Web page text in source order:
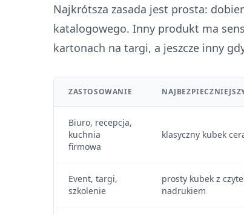
Najkrótsza zasada jest prosta:
katalogowego. Inny produkt ma
kartonach na targi, a jeszcze inny
ZASTOSOWANIE
Biuro, recepcja,
kuchnia
firmowa
klasyczny kubek
Event, targi,
szkolenie
prosty kubek z
nadrukiem